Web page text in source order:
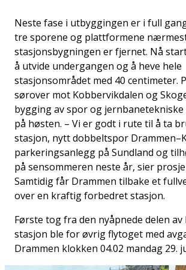
Neste fase i utbyggingen er i full
tre sporene og plattformene
stasjonsbygningen er fjernet. Nå
å utvide undergangen og å heve hele
stasjonsområdet med 40 centimeter.
sørover mot Kobbervikdalen og
bygging av spor og
på høsten. – Vi er godt i rute til å ta
stasjon, nytt dobbeltspor
parkeringsanlegg på Sundland og
på sensommeren neste år, sier
Samtidig får Drammen tilbake et
over en kraftig forbedret stasjon.
Første tog fra den nyåpnede delen av
stasjon ble for øvrig flytoget med
Drammen klokken 04.02 mandag 29.